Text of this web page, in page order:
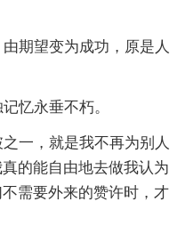
期望变为成功，原是人
忆永垂不朽。
一，就是我不再为别人
的能自由地去做我认为
需要外来的赞许时，才